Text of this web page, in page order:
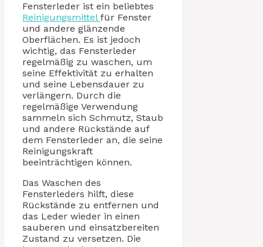
Fensterleder ist ein beliebtes
Reinigungsmittel für Fenster
und andere glänzende
Oberflächen. Es ist jedoch
wichtig, das Fensterleder
regelmäßig zu waschen, um
seine Effektivität zu erhalten
und seine Lebensdauer zu
verlängern. Durch die
regelmäßige Verwendung
sammeln sich Schmutz, Staub
und andere Rückstände auf
dem Fensterleder an, die seine
Reinigungskraft
beeinträchtigen können.
Das Waschen des
Fensterleders hilft, diese
Rückstände zu entfernen und
das Leder wieder in einen
sauberen und einsatzbereiten
Zustand zu versetzen. Die